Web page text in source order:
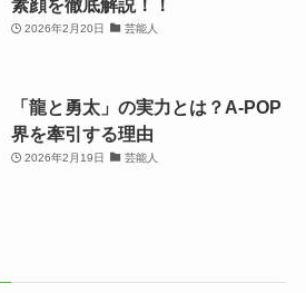
素顔を徹底解説！！
2026年2月20日 芸能人
「龍と勇太」の実力とは？A-POP
界を牽引する理由
2026年2月19日 芸能人